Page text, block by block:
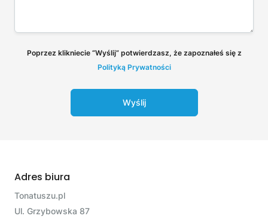
Poprzez klikniecie “Wyślij” potwierdzasz, że zapoznałeś się z
Polityką Prywatności
Wyślij
Adres biura
Tonatuszu.pl
Ul. Grzybowska 87